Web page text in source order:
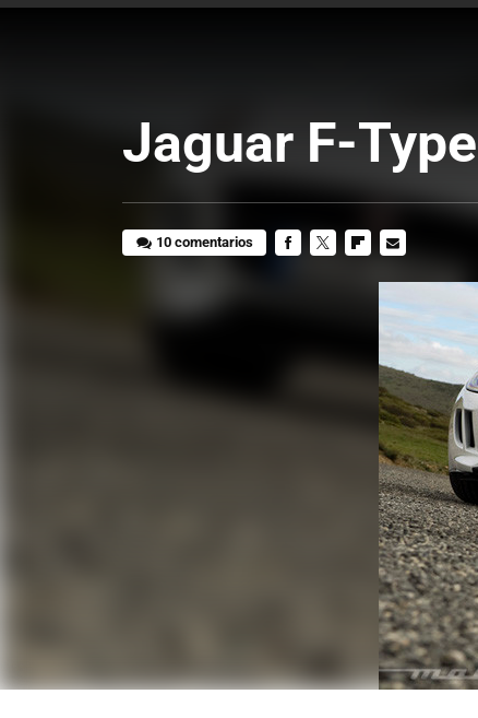
Jaguar F-
10 comentarios